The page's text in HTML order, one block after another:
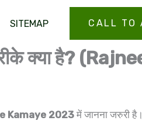
SITEMAP CALL TO
क्या है?
Kamaye 2023में जानना जरुरी